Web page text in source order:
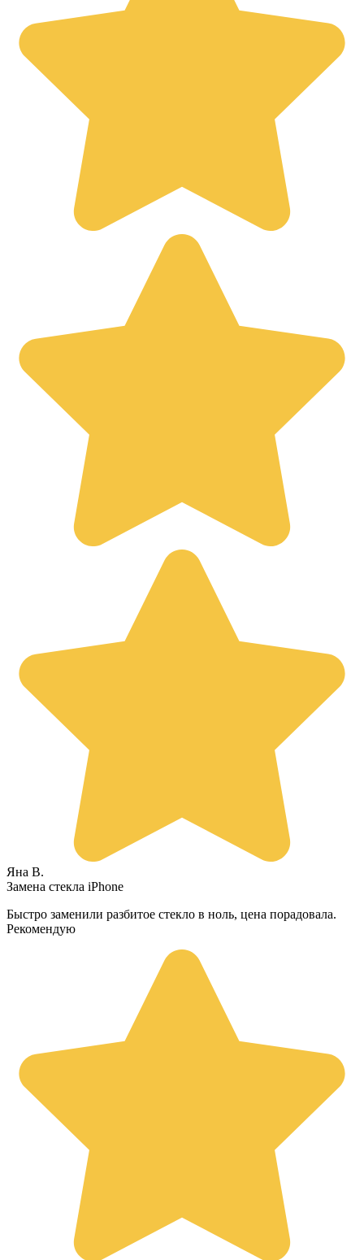
Яна В.
Замена стекла iPhone
Быстро заменили разбитое стекло в ноль, цена порадовала.
Рекомендую